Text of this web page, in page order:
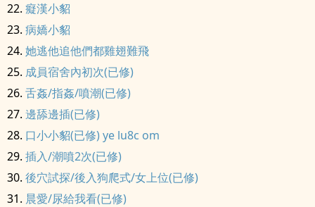
癡漢小貂
病嬌小貂
她逃他追他們都雞翅難飛
成員宿舍內初次(已修)
舌姦/指姦/噴潮(已修)
邊舔邊插(已修)
口小小貂(已修) ye lu8c om
插入/潮噴2次(已修)
後穴試探/後入狗爬式/女上位(已修)
晨愛/尿給我看(已修)